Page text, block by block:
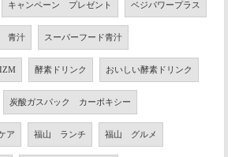
キャンペーン プレゼント ベジパワープラス
青汁 スーパーフード青汁
IZM 酵素ドリンク おいしい酵素ドリンク
炭酸ガスパック カーボキシー
ア 福山 ランチ 福山 グルメ